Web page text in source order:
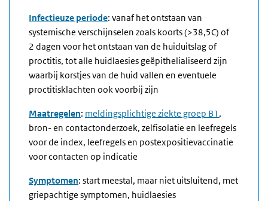
Infectieuze periode: vanaf het ontstaan van
systemische verschijnselen zoals koorts (>38,5C) of
2 dagen voor het ontstaan van de huiduitslag of
proctitis, tot alle huidlaesies geëpithelialiseerd zijn
waarbij korstjes van de huid vallen en eventuele
proctitisklachten ook voorbij zijn
Maatregelen: meldingsplichtige ziekte groep B1 ,
bron- en contactonderzoek, zelfisolatie en leefregels
voor de index, leefregels en postexpositievaccinatie
voor contacten op indicatie
Symptomen: start meestal, maar niet uitsluitend, met
griepachtige symptomen, huidlaesies